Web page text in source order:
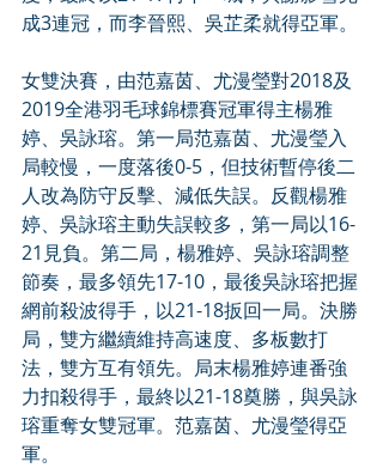
成3連冠，而李晉熙、吳芷柔就得亞軍。
女雙決賽，由范嘉茵、尤漫瑩對2018及
2019全港羽毛球錦標賽冠軍得主楊雅
婷、吳詠瑢。第一局范嘉茵、尤漫瑩入
局較慢，一度落後0-5，但技術暫停後二
人改為防守反擊、減低失誤。反觀楊雅
婷、吳詠瑢主動失誤較多，第一局以16-
21見負。第二局，楊雅婷、吳詠瑢調整
節奏，最多領先17-10，最後吳詠瑢把握
網前殺波得手，以21-18扳回一局。決勝
局，雙方繼續維持高速度、多板數打
法，雙方互有領先。局末楊雅婷連番強
力扣殺得手，最終以21-18奠勝，與吳詠
瑢重奪女雙冠軍。范嘉茵、尤漫瑩得亞
軍。